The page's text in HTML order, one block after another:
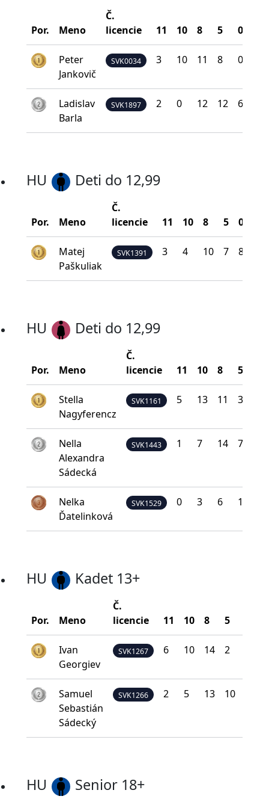
Por. Meno
Č.
licencie
11 10 8 5 0
Peter
Jankovič
SVK0034 3 10 11 8 0
Ladislav
Barla
SVK1897 2 0 12 12 6
HU Deti do 12,99
Por. Meno
Č.
licencie
11 10 8 5 0
Matej
Paškuliak
SVK1391 3 4 10 7 8
HU Deti do 12,99
Por. Meno
Č.
licencie
11 10 8 5
Stella
Nagyferencz
SVK1161 5 13 11 3
Nella
Alexandra
Sádecká
SVK1443 1 7 14 7
Nelka
Ďatelinková
SVK1529 0 3 6 17
HU Kadet 13+
Por. Meno
Č.
licencie
11 10 8 5
Ivan
Georgiev
SVK1267 6 10 14 2
Samuel
Sebastián
Sádecký
SVK1266 2 5 13 10
HU Senior 18+